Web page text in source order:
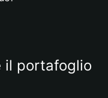
il portafoglio